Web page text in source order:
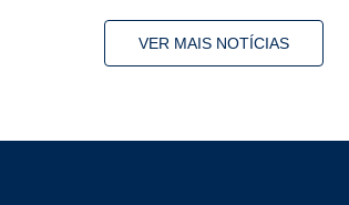
VER MAIS NOTÍCIAS